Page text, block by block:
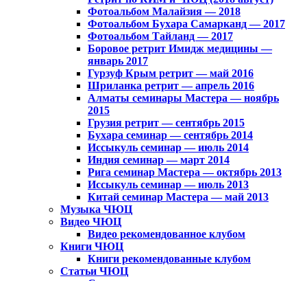
Фотоальбом Малайзия — 2018
Фотоальбом Бухара Самарканд — 2017
Фотоальбом Тайланд — 2017
Боровое ретрит Имидж медицины —
январь 2017
Гурзуф Крым ретрит — май 2016
Шриланка ретрит — апрель 2016
Алматы семинары Мастера — ноябрь
2015
Грузия ретрит — сентябрь 2015
Бухара семинар — сентябрь 2014
Иссыкуль семинар — июль 2014
Индия семинар — март 2014
Рига семинар Мастера — октябрь 2013
Иссыкуль семинар — июль 2013
Китай семинар Мастера — май 2013
Музыка ЧЮЦ
Видео ЧЮЦ
Видео рекомендованное клубом
Книги ЧЮЦ
Книги рекомендованные клубом
Статьи ЧЮЦ